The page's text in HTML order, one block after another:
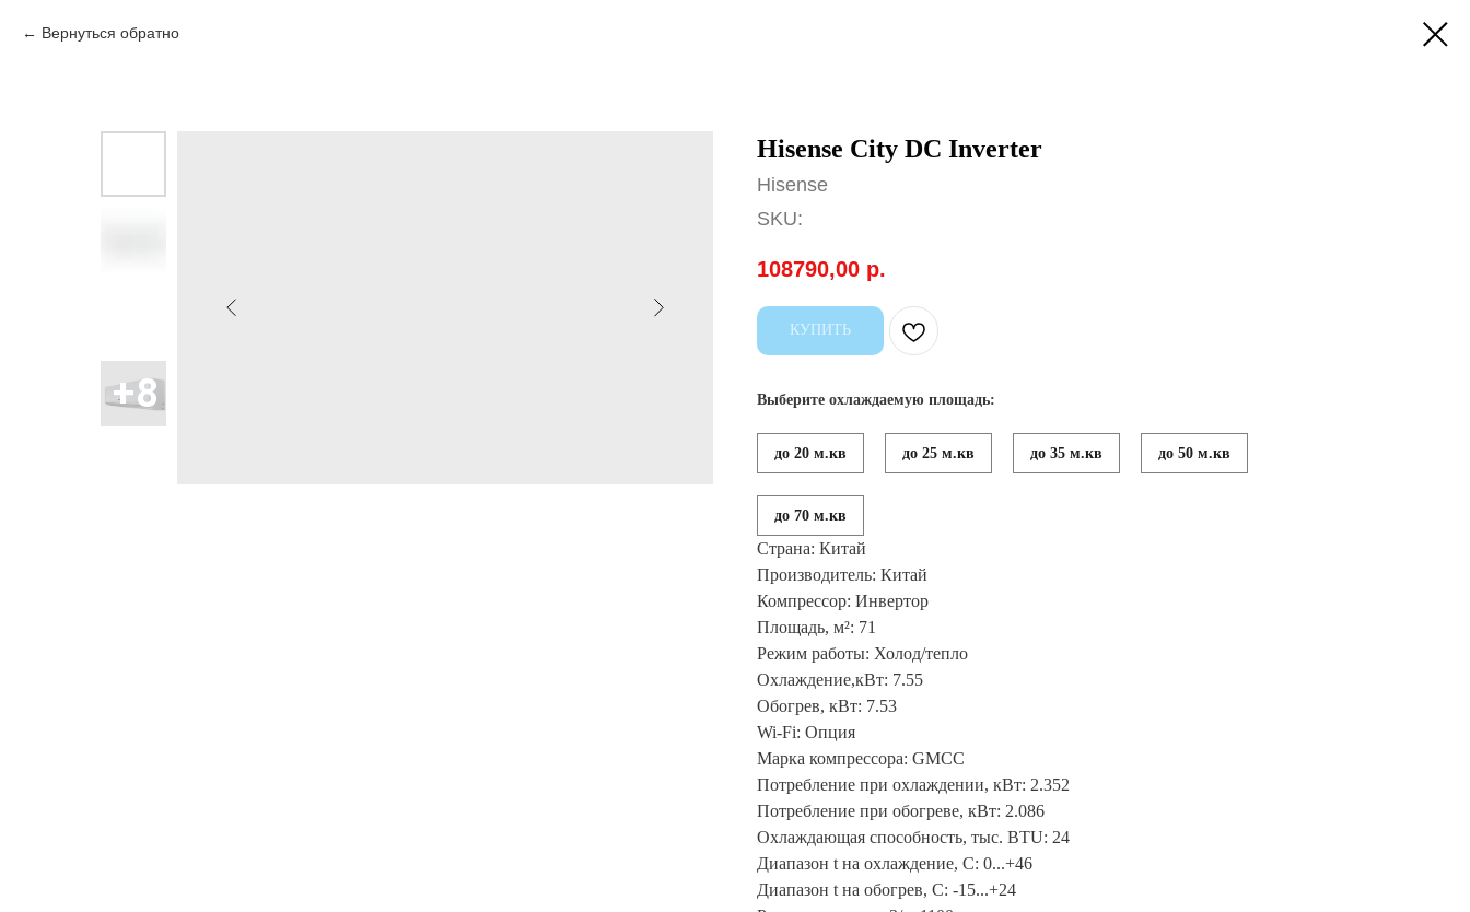
Вернуться обратно
Hisense City DC Inverter
Hisense
SKU:
108790,00 р.
КУПИТЬ
Выберите охлаждаемую площадь:
до 20 м.кв до 25 м.кв до 35 м.кв до 50 м.кв
до 70 м.кв
Страна: Китай
Производитель: Китай
Компрессор: Инвертор
Площадь, м²: 71
Режим работы: Холод/тепло
Охлаждение,кВт: 7.55
Обогрев, кВт: 7.53
Wi-Fi: Опция
Марка компрессора: GMCC
Потребление при охлаждении, кВт: 2.352
Потребление при обогреве, кВт: 2.086
Охлаждающая способность, тыс. BTU: 24
Диапазон t на охлаждение, С: 0...+46
Диапазон t на обогрев, С: -15...+24